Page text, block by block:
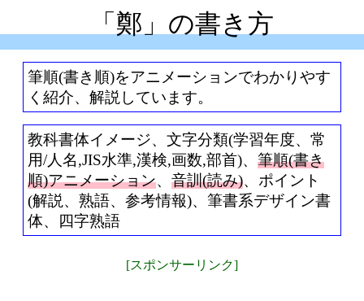
「鄭」の書き方
筆順(書き順)をアニメーションでわかりやす
く紹介、解説しています。
教科書体イメージ、文字分類(学習年度、常
用/人名,JIS水準,漢検,画数,部首)、 筆順(書き
順)アニメーション、 音訓(読み)、ポイント
(解説、熟語、参考情報)、筆書系デザイン書
体、四字熟語
[スポンサーリンク]